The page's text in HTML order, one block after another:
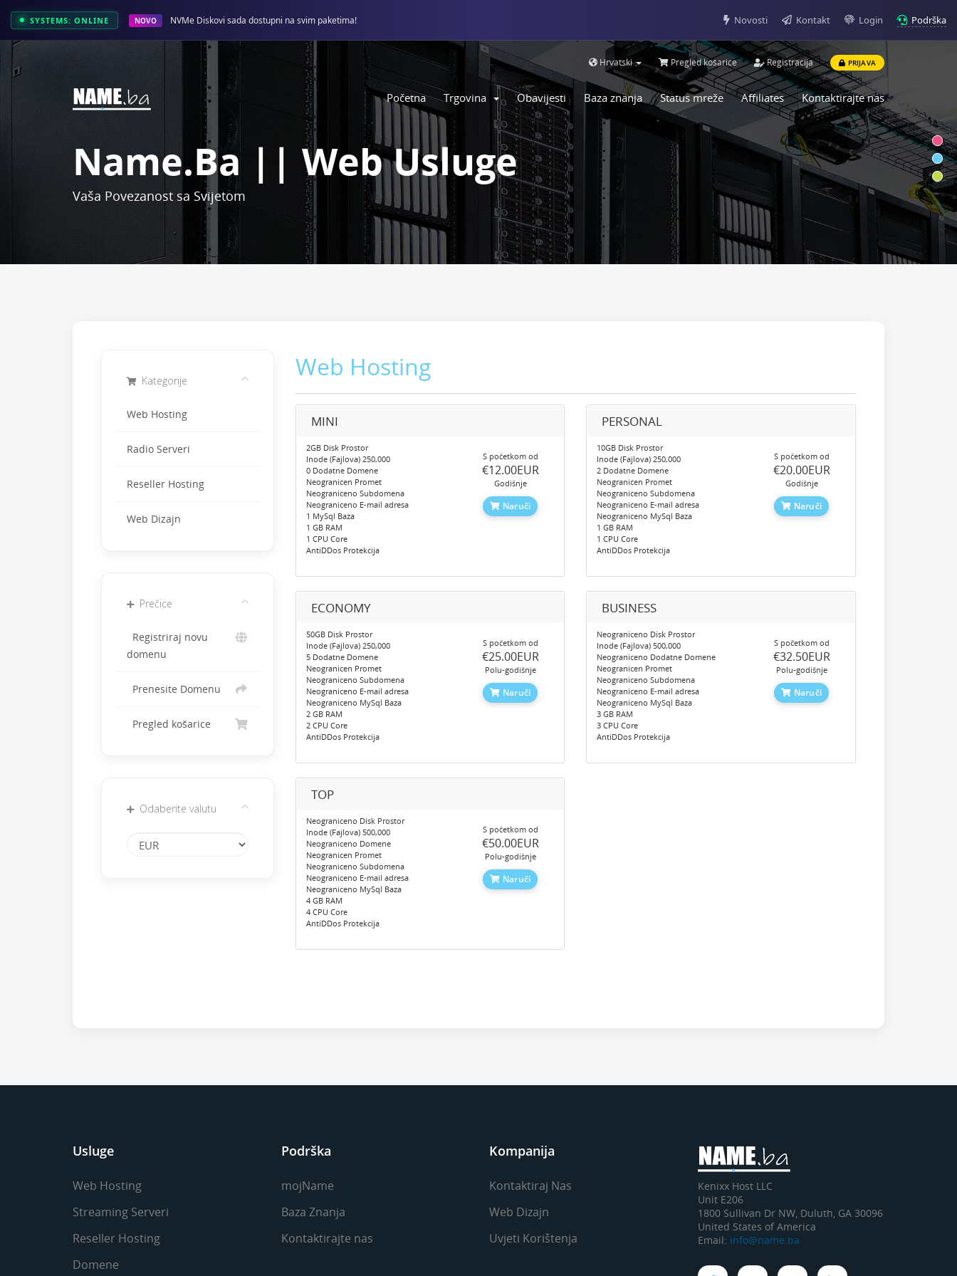
SYSTEMS: ONLINE NOVO NVMe Diskovi sada dostupni na svim paketima! Novosti Kontakt Login Podrška
Hrvatski Pregled košarice Registracija PRIJAVA
Početna Trgovina Obavijesti Baza znanja Status mreže Affiliates Kontaktirajte nas
Name.ba || Web Usluge
Vaša Povezanost sa Svijetom
Kategorije
Web Hosting
Radio Serveri
Reseller Hosting
Web Dizajn
Prečice
Registriraj novu
domenu
Prenesite Domenu
Pregled košarice
Odaberite valutu
Web Hosting
MINI
2GB Disk Prostor
Inode (Fajlova) 250,000
0 Dodatne Domene
Neogranicen Promet
Neograniceno Subdomena
Neograniceno E-mail adresa
1 MySql Baza
1 GB RAM
1 CPU Core
AntiDDos Protekcija
S početkom od
‎€12.00EUR
Godišnje
Naruči
PERSONAL
10GB Disk Prostor
Inode (Fajlova) 250,000
2 Dodatne Domene
Neogranicen Promet
Neograniceno Subdomena
Neograniceno E-mail adresa
Neograniceno MySql Baza
1 GB RAM
1 CPU Core
AntiDDos Protekcija
S početkom od
‎€20.00EUR
Godišnje
Naruči
ECONOMY
50GB Disk Prostor
Inode (Fajlova) 250,000
5 Dodatne Domene
Neogranicen Promet
Neograniceno Subdomena
Neograniceno E-mail adresa
Neograniceno MySql Baza
2 GB RAM
2 CPU Core
AntiDDos Protekcija
S početkom od
‎€25.00EUR
Polu-godišnje
Naruči
BUSINESS
Neograniceno Disk Prostor
Inode (Fajlova) 500,000
Neograniceno Dodatne Domene
Neogranicen Promet
Neograniceno Subdomena
Neograniceno E-mail adresa
Neograniceno MySql Baza
3 GB RAM
3 CPU Core
AntiDDos Protekcija
S početkom od
‎€32.50EUR
Polu-godišnje
Naruči
TOP
Neograniceno Disk Prostor
Inode (Fajlova) 500,000
Neograniceno Domene
Neogranicen Promet
Neograniceno Subdomena
Neograniceno E-mail adresa
Neograniceno MySql Baza
4 GB RAM
4 CPU Core
AntiDDos Protekcija
S početkom od
‎€50.00EUR
Polu-godišnje
Naruči
Usluge
Web Hosting
Streaming Serveri
Reseller Hosting
Domene
Podrška
mojName
Baza Znanja
Kontaktirajte nas
Kompanija
Kontaktiraj Nas
Web Dizajn
Uvjeti Korištenja
Kenixx Host LLC
Unit E206
1800 Sullivan Dr NW, Duluth, GA 30096
United States of America
Email: info@name.ba